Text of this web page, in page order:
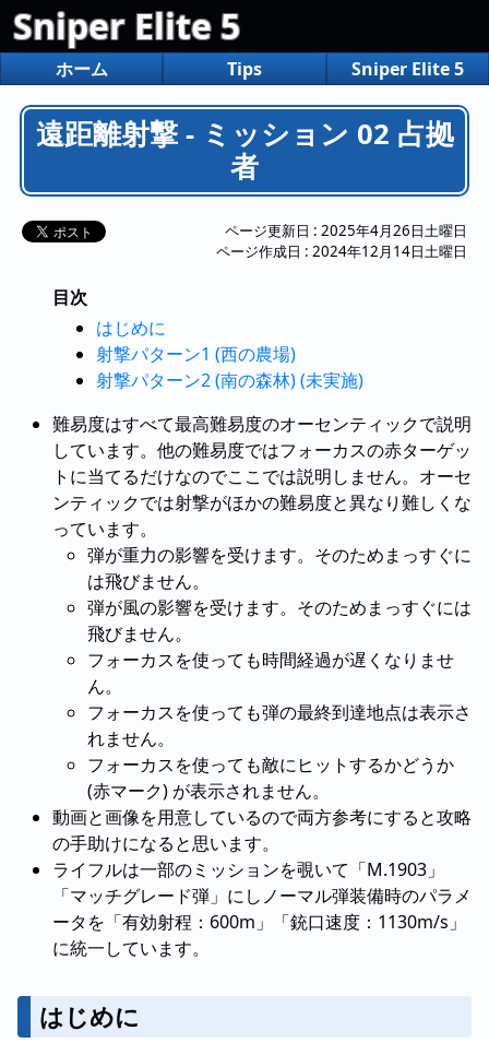
Sniper Elite 5
ホーム Tips Sniper Elite 5
遠距離射撃 - ミッション 02 占拠
者
ページ更新日 : 2025年4月26日土曜日
ページ作成日 : 2024年12月14日土曜日
目次
はじめに
射撃パターン1 (西の農場)
射撃パターン2 (南の森林) (未実施)
難易度はすべて最高難易度のオーセンティックで説明
しています。他の難易度ではフォーカスの赤ターゲッ
トに当てるだけなのでここでは説明しません。オーセ
ンティックでは射撃がほかの難易度と異なり難しくな
っています。
弾が重力の影響を受けます。そのためまっすぐに
は飛びません。
弾が風の影響を受けます。そのためまっすぐには
飛びません。
フォーカスを使っても時間経過が遅くなりませ
ん。
フォーカスを使っても弾の最終到達地点は表示さ
れません。
フォーカスを使っても敵にヒットするかどうか
(赤マーク) が表示されません。
動画と画像を用意しているので両方参考にすると攻略
の手助けになると思います。
ライフルは一部のミッションを覗いて「M.1903」
「マッチグレード弾」にしノーマル弾装備時のパラメ
ータを「有効射程：600m」「銃口速度：1130m/s」
に統一しています。
はじめに